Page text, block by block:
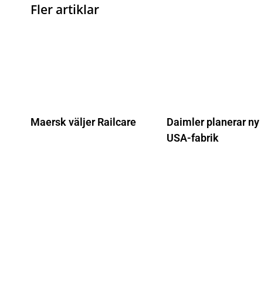
Fler artiklar
Maersk väljer Railcare
Daimler planerar ny
USA-fabrik